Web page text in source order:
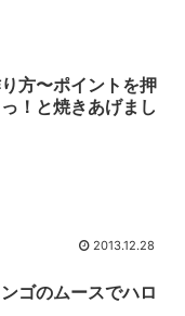
方〜ポイントを押
！と焼きあげまし
2013.12.28
ゴのムースでハロ